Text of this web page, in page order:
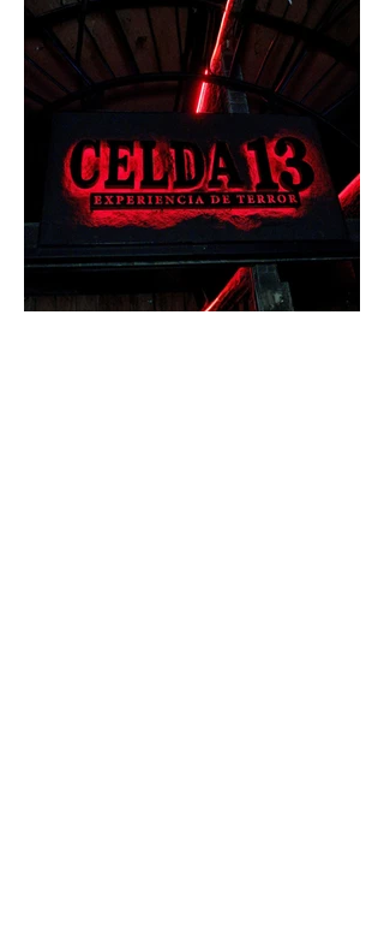
través de Passline. Hay artistas que marcan
una época y otros que construyen la
historia. Carl Cox pertenece a esta última
categoría. Considerado una de las figura